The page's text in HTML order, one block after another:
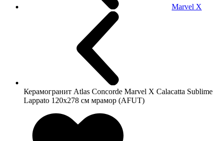
Marvel X
Керамогранит Atlas Concorde Marvel X Calacatta Sublime
Lappato 120x278 см мрамор (AFUT)